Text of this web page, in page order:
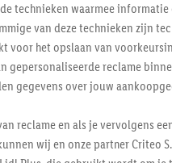
technieken waarmee
van deze technieken zijn
voor het opslaan van
gepersonaliseerde reclame
gegevens over jouw
reclame en als je vervolgens
wij en onze partner Criteo